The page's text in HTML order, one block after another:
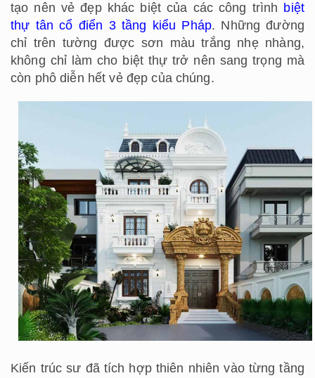
tạo nên vẻ đẹp khác biệt của các công trình biệt
thự tân cổ điển 3 tầng kiểu Pháp. Những đường
chỉ trên tường được sơn màu trắng nhẹ nhàng,
không chỉ làm cho biệt thự trở nên sang trọng mà
còn phô diễn hết vẻ đẹp của chúng.
Kiến trúc sư đã tích hợp thiên nhiên vào từng tầng